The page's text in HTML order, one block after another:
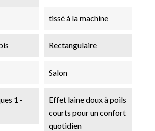
tissé à la machine
Rectangulaire
Salon
1 -
Effet laine doux à poils
courts pour un confort
quotidien